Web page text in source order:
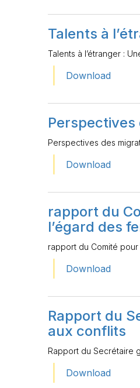
Talents à
Talents à l’étranger :
Download
Perspectives des
Download
rapport du
l’égard des
rapport du Comité pour
Download
Rapport du
aux conflits
Rapport du Secrétaire
Download